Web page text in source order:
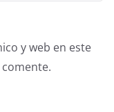
y web en este